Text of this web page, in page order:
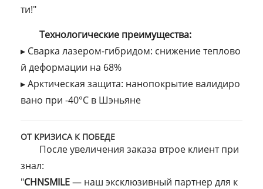
ти!"
Технологические преимущества:
▸ Сварка лазером-гибридом: снижение теплово
й деформации на 68%
▸ Арктическая защита: нанопокрытие валидиро
вано при -40°C в Шэньяне
ОТ КРИЗИСА К ПОБЕДЕ
После увеличения заказа втрое клиент при
знал:
"CHNSMILE— наш эксклюзивный партнер для к